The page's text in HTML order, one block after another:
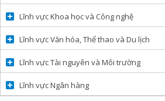
Lĩnh vực Khoa học và Công nghệ
Lĩnh vực Văn hóa, Thể thao và Du lịch
Lĩnh vực Tài nguyên và Môi trường
Lĩnh vực Ngân hàng